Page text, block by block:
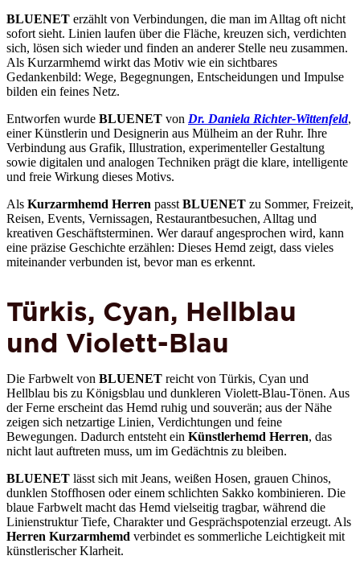
BLUENET erzählt von Verbindungen, die man im Alltag oft nicht
sofort sieht. Linien laufen über die Fläche, kreuzen sich, verdichten
sich, lösen sich wieder und finden an anderer Stelle neu zusammen.
Als Kurzarmhemd wirkt das Motiv wie ein sichtbares
Gedankenbild: Wege, Begegnungen, Entscheidungen und Impulse
bilden ein feines Netz.
Entworfen wurde BLUENET von Dr. Daniela Richter-Wittenfeld,
einer Künstlerin und Designerin aus Mülheim an der Ruhr. Ihre
Verbindung aus Grafik, Illustration, experimenteller Gestaltung
sowie digitalen und analogen Techniken prägt die klare, intelligente
und freie Wirkung dieses Motivs.
Als Kurzarmhemd Herren passt BLUENET zu Sommer, Freizeit,
Reisen, Events, Vernissagen, Restaurantbesuchen, Alltag und
kreativen Geschäftsterminen. Wer darauf angesprochen wird, kann
eine präzise Geschichte erzählen: Dieses Hemd zeigt, dass vieles
miteinander verbunden ist, bevor man es erkennt.
Türkis, Cyan, Hellblau
und Violett-Blau
Die Farbwelt von BLUENET reicht von Türkis, Cyan und
Hellblau bis zu Königsblau und dunkleren Violett-Blau-Tönen. Aus
der Ferne erscheint das Hemd ruhig und souverän; aus der Nähe
zeigen sich netzartige Linien, Verdichtungen und feine
Bewegungen. Dadurch entsteht ein Künstlerhemd Herren, das
nicht laut auftreten muss, um im Gedächtnis zu bleiben.
BLUENET lässt sich mit Jeans, weißen Hosen, grauen Chinos,
dunklen Stoffhosen oder einem schlichten Sakko kombinieren. Die
blaue Farbwelt macht das Hemd vielseitig tragbar, während die
Linienstruktur Tiefe, Charakter und Gesprächspotenzial erzeugt. Als
Herren Kurzarmhemd verbindet es sommerliche Leichtigkeit mit
künstlerischer Klarheit.